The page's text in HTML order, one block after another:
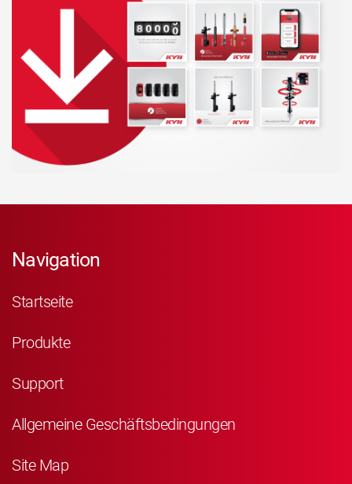
Navigation
Startseite
Produkte
Support
Allgemeine Geschäftsbedingungen
Site Map